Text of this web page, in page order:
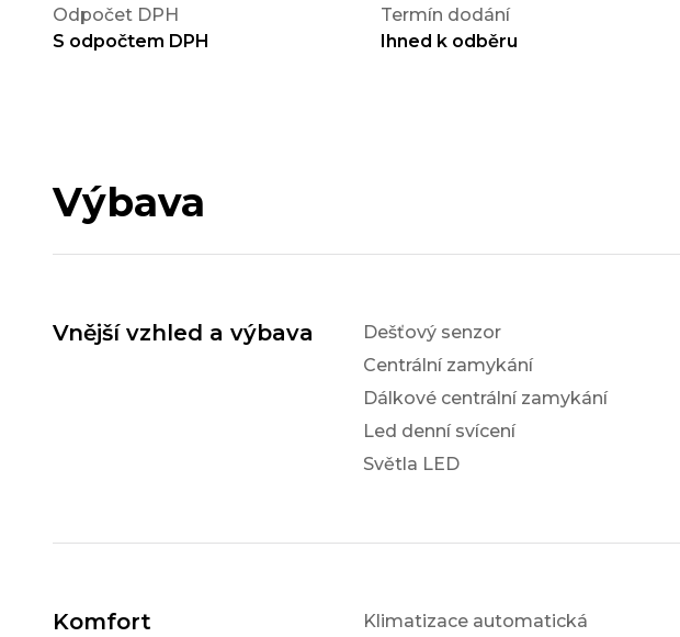
Odpočet DPH
S odpočtem DPH
Termín dodání
Ihned k odběru
Výbava
Vnější vzhled a výbava
Dešťový senzor
Centrální zamykání
Dálkové centrální zamykání
Led denní svícení
Světla LED
Komfort
Klimatizace automatická